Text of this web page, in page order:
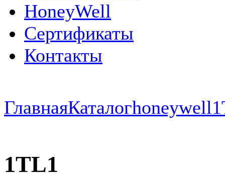
HoneyWell
Сертификаты
Контакты
ГлавнаяКаталогhoneywell
1TL1